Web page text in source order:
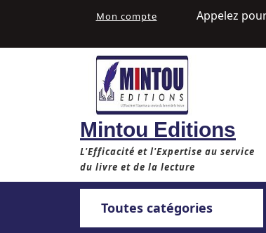
Mon compteMy
Appelez
Mintou Editions
L'Efficacité et l'Expertise au service
du livre et de la lecture
Toutes catégories